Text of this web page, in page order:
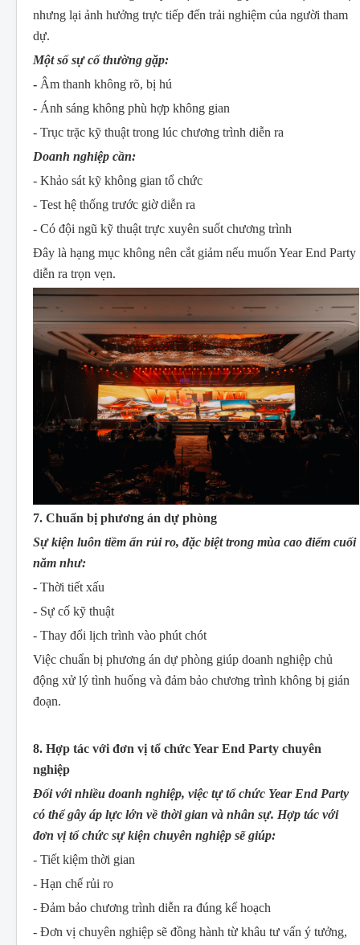
nhưng lại ảnh hưởng trực tiếp đến trải nghiệm của người tham
dự.
Một số sự cố thường gặp:
- Âm thanh không rõ, bị hú
- Ánh sáng không phù hợp không gian
- Trục trặc kỹ thuật trong lúc chương trình diễn ra
Doanh nghiệp cần:
- Khảo sát kỹ không gian tổ chức
- Test hệ thống trước giờ diễn ra
- Có đội ngũ kỹ thuật trực xuyên suốt chương trình
Đây là hạng mục không nên cắt giảm nếu muốn Year End Party
diễn ra trọn vẹn.
7. Chuẩn bị phương án dự phòng
Sự kiện luôn tiềm ẩn rủi ro, đặc biệt trong mùa cao điểm cuối
năm như:
- Thời tiết xấu
- Sự cố kỹ thuật
- Thay đổi lịch trình vào phút chót
Việc chuẩn bị phương án dự phòng giúp doanh nghiệp chủ
động xử lý tình huống và đảm bảo chương trình không bị gián
đoạn.
8. Hợp tác với đơn vị tổ chức Year End Party chuyên
nghiệp
Đối với nhiều doanh nghiệp, việc tự tổ chức Year End Party
có thể gây áp lực lớn về thời gian và nhân sự. Hợp tác với
đơn vị tổ chức sự kiện chuyên nghiệp sẽ giúp:
- Tiết kiệm thời gian
- Hạn chế rủi ro
- Đảm bảo chương trình diễn ra đúng kế hoạch
- Đơn vị chuyên nghiệp sẽ đồng hành từ khâu tư vấn ý tưởng,